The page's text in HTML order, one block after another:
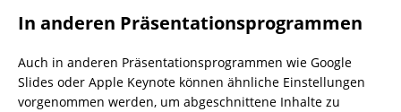
In anderen Präsentationsprogrammen
Auch in anderen Präsentationsprogrammen wie Google
Slides oder Apple Keynote können ähnliche Einstellungen
vorgenommen werden, um abgeschnittene Inhalte zu